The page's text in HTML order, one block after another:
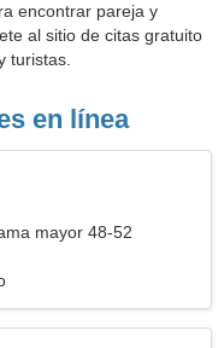
encontrar pareja y
al sitio de citas gratuito
turistas.
en línea
mayor 48-52